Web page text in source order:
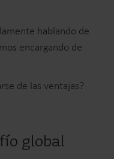
hablando de
encargando de
de las ventajas?
global